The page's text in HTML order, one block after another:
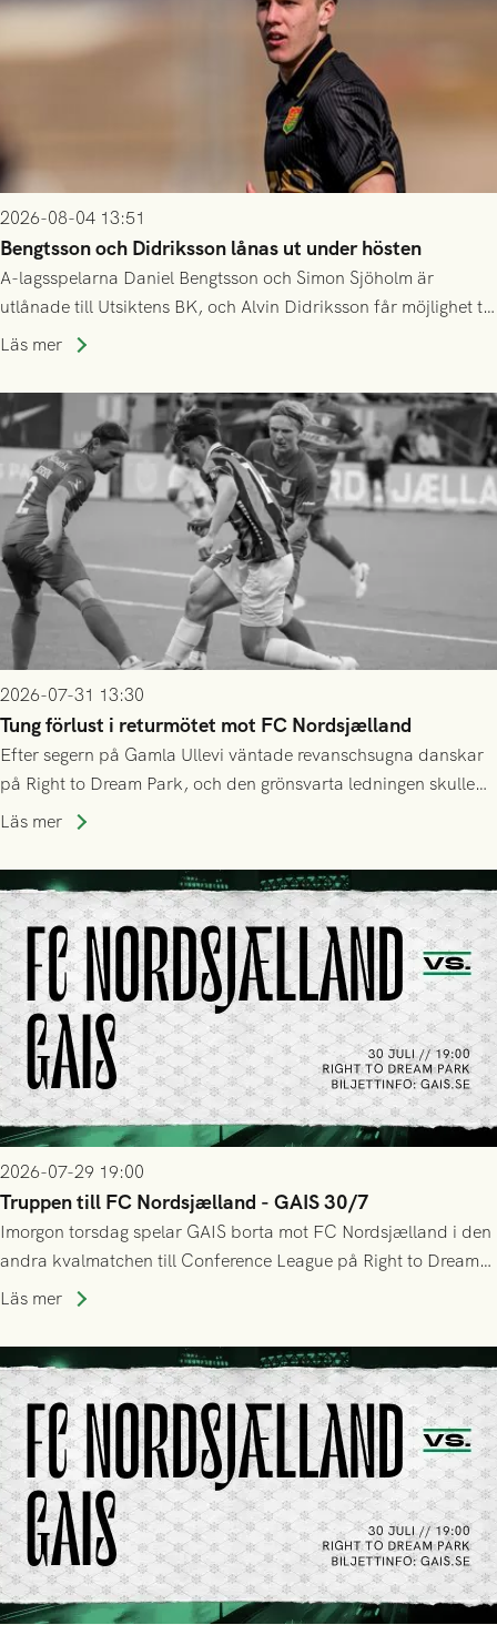
2026-08-04 13:51
Bengtsson och Didriksson lånas ut under hösten
A-lagsspelarna Daniel Bengtsson och Simon Sjöholm är
utlånade till Utsiktens BK, och Alvin Didriksson får möjlighet till
speltid i Hestrafors genom föreningssamarbete.
Läs mer
2026-07-31 13:30
Tung förlust i returmötet mot FC Nordsjælland
Efter segern på Gamla Ullevi väntade revanschsugna danskar
på Right to Dream Park, och den grönsvarta ledningen skulle
upphöra efter mindre än kvarten spelad. På lika mark visade
tennissiffror och det grönsvarta europaäventyret tog slut.
Läs mer
2026-07-29 19:00
Truppen till FC Nordsjælland - GAIS 30/7
Imorgon torsdag spelar GAIS borta mot FC Nordsjælland i den
andra kvalmatchen till Conference League på Right to Dream
Park! Fredrik Holmberg och ledarstaben har tagit ut följande
Läs mer